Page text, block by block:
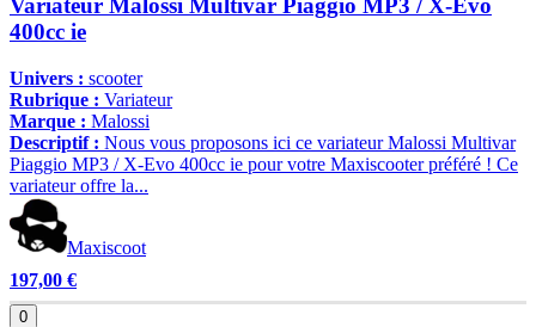
Variateur Malossi Multivar Piaggio MP3 / X-Evo
400cc ie
Univers : scooter
Rubrique : Variateur
Marque : Malossi
Descriptif : Nous vous proposons ici ce variateur Malossi Multivar
Piaggio MP3 / X-Evo 400cc ie pour votre Maxiscooter préféré ! Ce
variateur offre la...
Maxiscoot
197,00 €
0